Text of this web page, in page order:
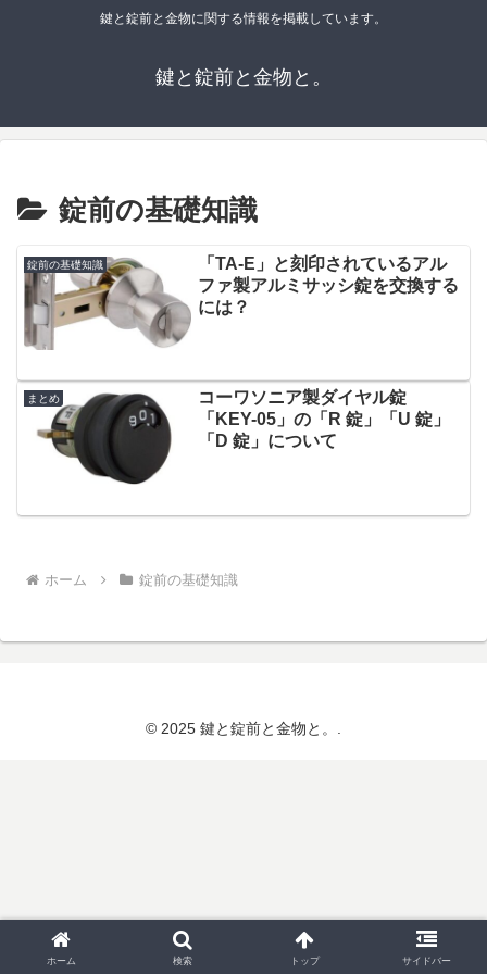
鍵と錠前と金物に関する情報を掲載しています。
鍵と錠前と金物と。
錠前の基礎知識
錠前の基礎知識
「TA-E」と刻印されているアル
ファ製アルミサッシ錠を交換する
には？
まとめ
コーワソニア製ダイヤル錠
「KEY-05」の「R 錠」「U 錠」
「D 錠」について
ホーム 錠前の基礎知識
© 2025 鍵と錠前と金物と。.
ホーム 検索 トップ サイドバー